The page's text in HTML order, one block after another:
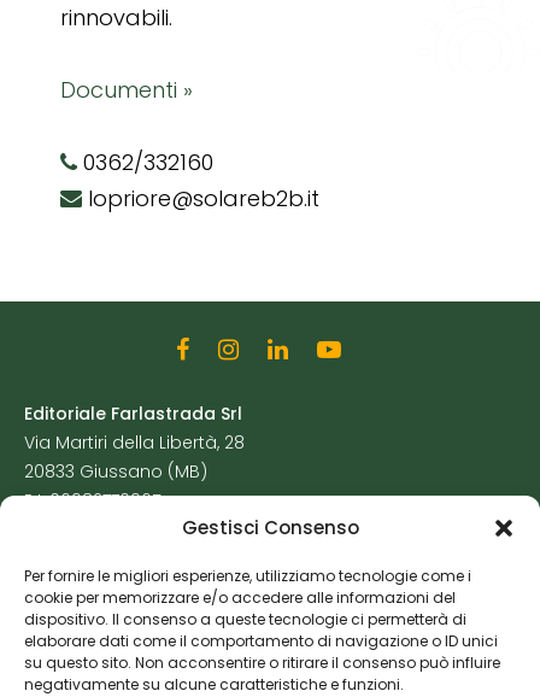
Gestisci Consenso
Per fornire le migliori esperienze, utilizziamo tecnologie come i
cookie per memorizzare e/o accedere alle informazioni del
dispositivo. Il consenso a queste tecnologie ci permetterà di
elaborare dati come il comportamento di navigazione o ID unici
su questo sito. Non acconsentire o ritirare il consenso può influire
negativamente su alcune caratteristiche e funzioni.
rinnovabili.
Documenti »
0362/332160
lopriore@solareb2b.it
Editoriale Farlastrada Srl
Via Martiri della Libertà, 28
20833 Giussano (MB)
P.I. 06982770965
Cookie Policy
Risorse Aggiuntive